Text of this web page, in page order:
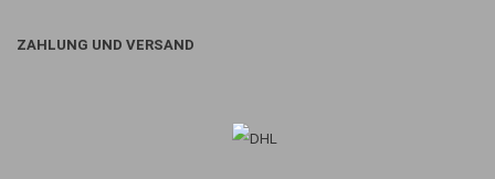
ZAHLUNG UND VERSAND